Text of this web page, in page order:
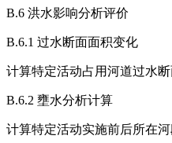
B.6 洪水影响分析评价
B.6.1 过水断面面积变化
计算特定活动占用河道过水断
B.6.2 壅水分析计算
计算特定活动实施前后所在河